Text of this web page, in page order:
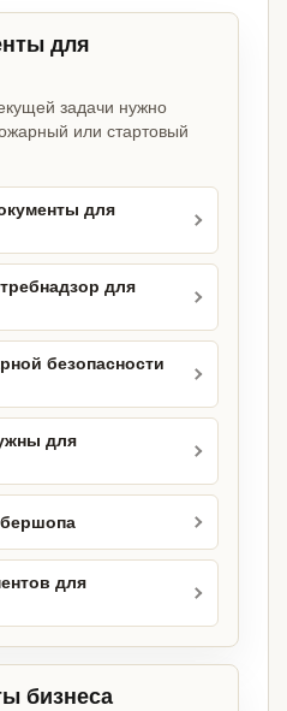
для
задачи нужно
или стартовый
для
для
безопасности
для
для
бизнеса